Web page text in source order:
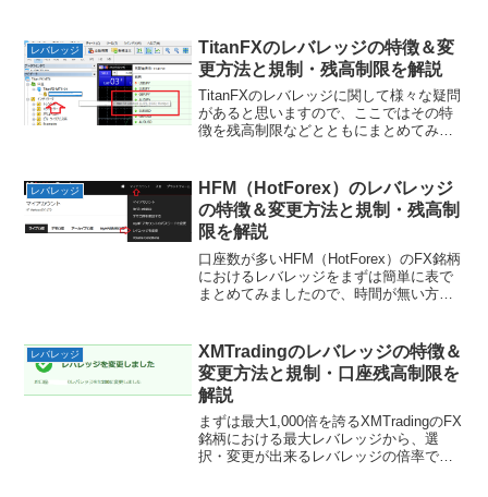
レバレッジ
TitanFXのレバレッジの特徴＆変
更方法と規制・残高制限を解説
TitanFXのレバレッジに関して様々な疑問
があると思いますので、ここではその特
徴を残高制限などとともにまとめてみま
めてみました。Titanfxのレバレッジ早
見...
レバレッジ
HFM（HotForex）のレバレッジ
の特徴＆変更方法と規制・残高制
限を解説
口座数が多いHFM（HotForex）のFX銘柄
におけるレバレッジをまずは簡単に表で
まとめてみましたので、時間が無い方は
で、資金が少ない人でもより多くの枚数
で取引が...
レバレッジ
XMTradingのレバレッジの特徴＆
変更方法と規制・口座残高制限を
解説
まずは最大1,000倍を誇るXMTradingのFX
銘柄における最大レバレッジから、選
択・変更が出来るレバレッジの倍率で